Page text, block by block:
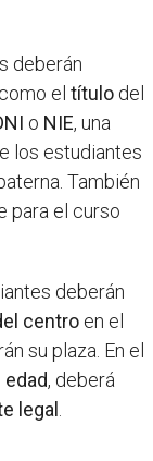
deberán
el título del
o NIE, una
los estudiantes
También
para el curso
deberán
centro en el
su plaza. En el
, deberá
legal